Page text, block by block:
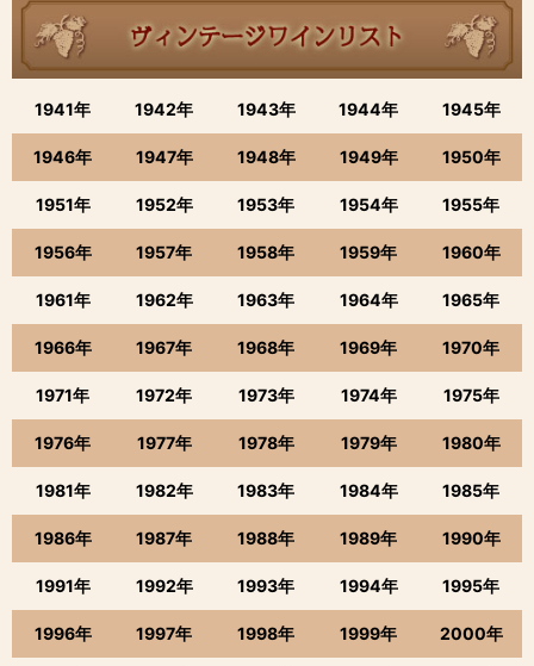
1941年 1942年 1943年 1944年 1945年
1946年 1947年 1948年 1949年 1950年
1951年 1952年 1953年 1954年 1955年
1956年 1957年 1958年 1959年 1960年
1961年 1962年 1963年 1964年 1965年
1966年 1967年 1968年 1969年 1970年
1971年 1972年 1973年 1974年 1975年
1976年 1977年 1978年 1979年 1980年
1981年 1982年 1983年 1984年 1985年
1986年 1987年 1988年 1989年 1990年
1991年 1992年 1993年 1994年 1995年
1996年 1997年 1998年 1999年 2000年